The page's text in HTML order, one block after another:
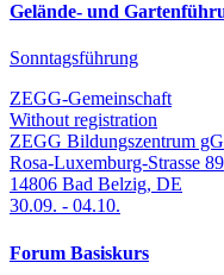
Gelände- und
Sonntagsführung
ZEGG-Gemeinschaft
Without registration
ZEGG Bildungszentrum
Rosa-Luxemburg-Strasse 89
14806 Bad Belzig, DE
30.09. - 04.10.
Forum Basiskurs